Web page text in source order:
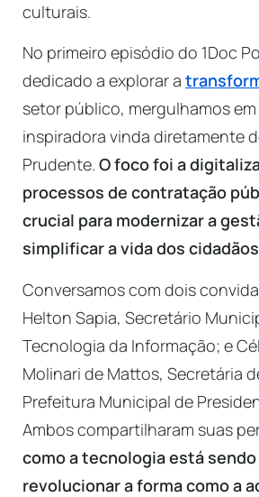
culturais.
No primeiro episódio do 1Doc
dedicado a explorar a
setor público, mergulhamos
inspiradora vinda diretamente
Prudente. O foco foi a
processos de contratação
crucial para modernizar a
simplificar a vida dos
Conversamos com dois
Helton Sapia, Secretário
Tecnologia da Informação; e
Molinari de Mattos, Secretária
Prefeitura Municipal de
Ambos compartilharam suas
como a tecnologia está
revolucionar a forma como a